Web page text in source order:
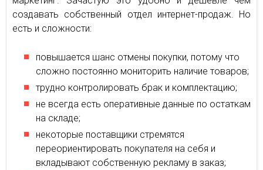
создавать собственный отдел интернет-продаж. Но
есть и сложности:
повышается шанс отмены покупки, потому что
сложно постоянно мониторить наличие товаров;
трудно контролировать брак и комплектацию;
не всегда есть оперативные данные по остаткам
на складе;
некоторые поставщики стремятся
переориентировать покупателя на себя и
вкладывают собственную рекламу в заказ;